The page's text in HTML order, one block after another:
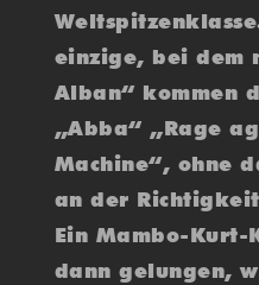
einzige, bei dem
Alban“ kommen
„Abba“ „Rage
Machine“, ohne
an der
Ein Mambo-Kurt-
dann gelungen,